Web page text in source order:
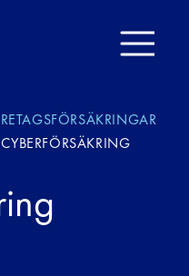
CYBERFÖRSÄKRING